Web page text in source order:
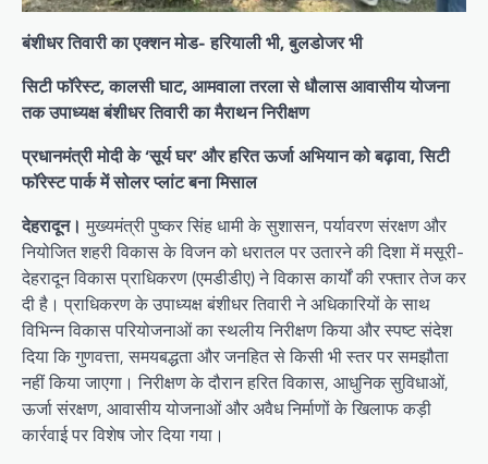
बंशीधर तिवारी का एक्शन मोड- हरियाली भी, बुलडोजर भी
सिटी फॉरेस्ट, कालसी घाट, आमवाला तरला से धौलास आवासीय योजना
तक उपाध्यक्ष बंशीधर तिवारी का मैराथन निरीक्षण
प्रधानमंत्री मोदी के ‘सूर्य घर’ और हरित ऊर्जा अभियान को बढ़ावा, सिटी
फॉरेस्ट पार्क में सोलर प्लांट बना मिसाल
देहरादून। मुख्यमंत्री पुष्कर सिंह धामी के सुशासन, पर्यावरण संरक्षण और
नियोजित शहरी विकास के विजन को धरातल पर उतारने की दिशा में मसूरी-
देहरादून विकास प्राधिकरण (एमडीडीए) ने विकास कार्यों की रफ्तार तेज कर
दी है। प्राधिकरण के उपाध्यक्ष बंशीधर तिवारी ने अधिकारियों के साथ
विभिन्न विकास परियोजनाओं का स्थलीय निरीक्षण किया और स्पष्ट संदेश
दिया कि गुणवत्ता, समयबद्धता और जनहित से किसी भी स्तर पर समझौता
नहीं किया जाएगा। निरीक्षण के दौरान हरित विकास, आधुनिक सुविधाओं,
ऊर्जा संरक्षण, आवासीय योजनाओं और अवैध निर्माणों के खिलाफ कड़ी
कार्रवाई पर विशेष जोर दिया गया।